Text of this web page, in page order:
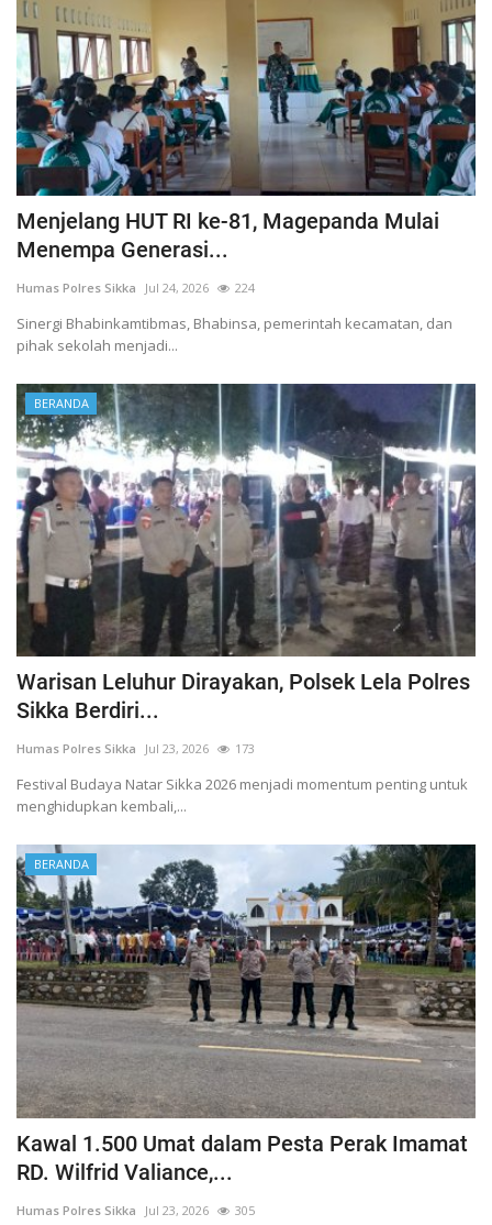
Menjelang HUT RI ke-81, Magepanda Mulai
Menempa Generasi...
Humas Polres Sikka Jul 24, 2026 224
Sinergi Bhabinkamtibmas, Bhabinsa, pemerintah kecamatan, dan
pihak sekolah menjadi...
BERANDA
Warisan Leluhur Dirayakan, Polsek Lela Polres
Sikka Berdiri...
Humas Polres Sikka Jul 23, 2026 173
Festival Budaya Natar Sikka 2026 menjadi momentum penting untuk
menghidupkan kembali,...
BERANDA
Kawal 1.500 Umat dalam Pesta Perak Imamat
RD. Wilfrid Valiance,...
Humas Polres Sikka Jul 23, 2026 305